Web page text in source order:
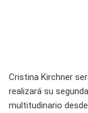
Cristina Kirchner
realizará su
multitudinario